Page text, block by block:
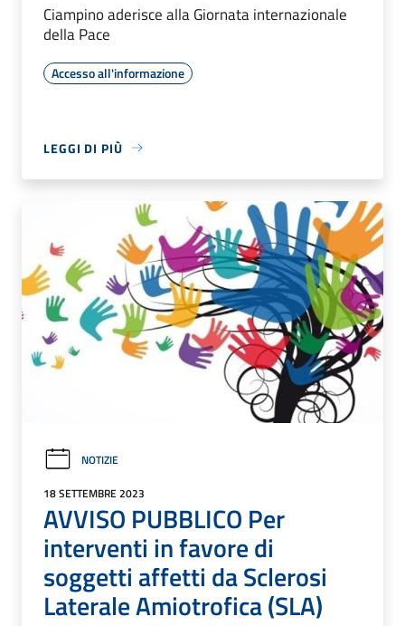
Ciampino aderisce alla Giornata internazionale
della Pace
Accesso all'informazione
LEGGI DI PIÙ
NOTIZIE
18 SETTEMBRE 2023
AVVISO PUBBLICO Per
interventi in favore di
soggetti affetti da Sclerosi
Laterale Amiotrofica (SLA)